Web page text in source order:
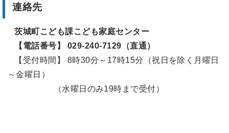
連絡先
茨城町こども課こども家庭センター
【電話番号】 029-240-7129（直通）
【受付時間】 8時30分～17時15分（祝日を除く月曜日
～金曜日）
（水曜日のみ19時まで受付）